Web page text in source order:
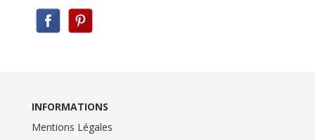
INFORMATIONS
Mentions Légales